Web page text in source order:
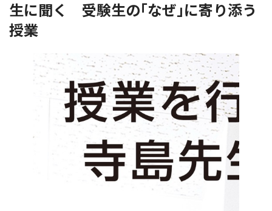
生に聞く 受験生の｢なぜ｣に寄り添う
授業